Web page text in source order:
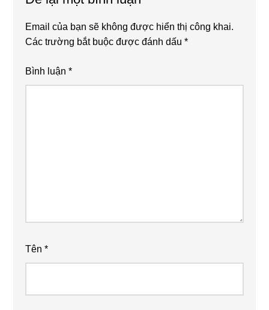
Email của bạn sẽ không được hiển thị công khai.
Các trường bắt buộc được đánh dấu*
Bình luận*
Tên*